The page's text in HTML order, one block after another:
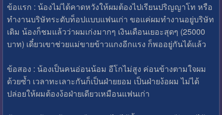
ข้อแรก : น้องไม่ได้คาดหวังให้ผมต้องไปเรียนปริญญาโท หรือ
ทำงานบริษัทระดับท็อปแบบแฟนเก่า ขอแค่ผมทำงานอยู่บริษัท
เดิม น้องก็ชมแล้วว่าผมเก่งมากๆ เงินเดือนเยอะสุดๆ (25000
บาท) เดี๋ยวเขาช่วยแม่ขายข้าวแกงอีกแรง ก็พออยู่กันได้แล้ว
ข้อสอง : น้องเป็นคนอ่อนน้อม อีโกไม่สูง ค่อนข้างตามใจผม
ด้วยซ้ำ เวลาทะเลาะกันก็เป็นฝ่ายยอม เป็นฝ่ายง้อผม ไม่ได้
ปล่อยให้ผมต้องง้อฝ่ายเดียวเหมือนแฟนเก่า